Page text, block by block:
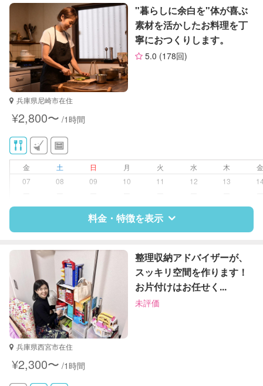
特徴 料金 レビュー
サポートの特徴
資格
整理収納アドバイザー1級
クリンネスト1級
クリーニングの受け渡し/引き取り
ゴミの分別/ゴミ出し
片付け/整理整頓
"暮らしに余白を"体が喜ぶ
素材を活かしたお料理を丁
寧におつくりします。
5.0 (178回)
兵庫県尼崎市在住
¥2,800〜 /1時間
金 土 日 月 火 水 木
07
08 09 10 11 12 13
料金・特徴を表示
特徴 料金 レビュー
サポートの特徴
資格 なし
対応可能/特徴
家庭料理
整理収納アドバイザーが、
スッキリ空間を作ります！
お片付けはお任せく...
未評価
兵庫県西宮市在住
¥2,300〜 /1時間